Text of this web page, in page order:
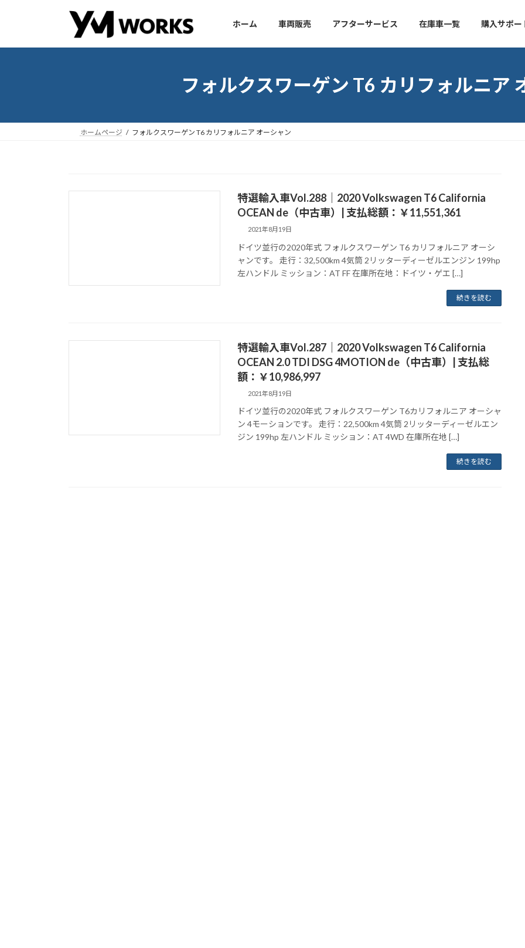
ン
ー
ホーム 車両販売 アフターサービス 在庫車一覧 購入サポー
フォルクスワーゲン T6 カリフォルニア
ホームページ フォルクスワーゲン T6 カリフォルニア オーシャン
特選輸入車Vol.288｜2020 Volkswagen T6 California
OCEAN de（中古車）| 支払総額：￥11,551,361
2021年8月19日
ドイツ並行の2020年式 フォルクスワーゲン T6 カリフォルニア オーシ
ャンです。 走行：32,500km 4気筒 2リッターディーゼルエンジン 199hp
左ハンドル ミッション：AT FF 在庫所在地：ドイツ・ゲエ […]
続きを読む
特選輸入車Vol.287｜2020 Volkswagen T6 California
OCEAN 2.0 TDI DSG 4MOTION de（中古車）| 支払総
額：￥10,986,997
2021年8月19日
ドイツ並行の2020年式 フォルクスワーゲン T6カリフォルニア オーシャ
ン 4モーションです。 走行：22,500km 4気筒 2リッターディーゼルエン
ジン 199hp 左ハンドル ミッション：AT 4WD 在庫所在地 […]
続きを読む